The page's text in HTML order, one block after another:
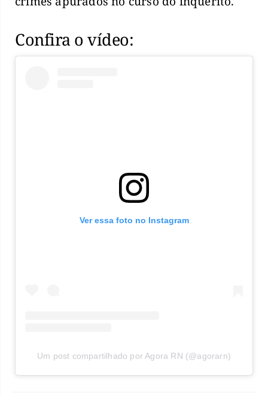
Confira o vídeo:
Ver essa foto no Instagram
Um post compartilhado por Agora RN (@agorarn)